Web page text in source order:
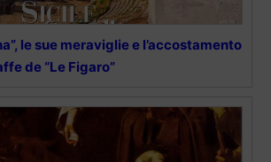
le sue meraviglie e l’accostamento
de “Le Figaro”